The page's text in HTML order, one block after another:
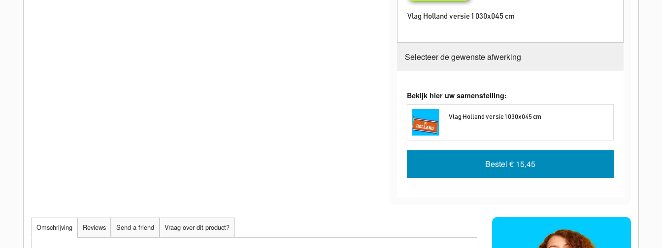
Vlag Holland versie 1 030x045 cm
Selecteer de gewenste afwerking
Bekijk hier uw samenstelling:
Vlag Holland versie 1 030x045 cm
Bestel € 15,45
Omschrijving Reviews Send a friend Vraag over dit product?